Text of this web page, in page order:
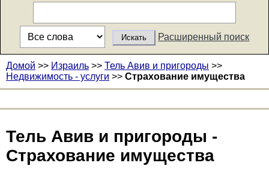
Расширенный поиск
Домой >> Израиль >> Тель Авив и пригороды >>
Недвижимость - услуги >> Страхование имущества
Тель Авив и пригороды -
Страхование имущества